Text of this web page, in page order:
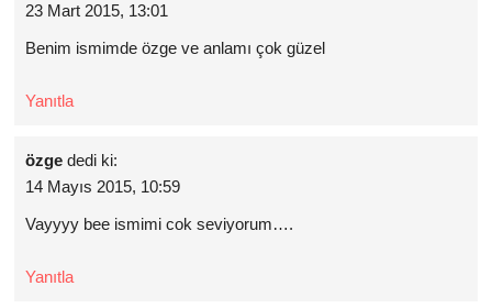
23 Mart 2015, 13:01
Benim ismimde özge ve anlamı çok güzel
Yanıtla
özge dedi ki:
14 Mayıs 2015, 10:59
Vayyyy bee ismimi cok seviyorum….
Yanıtla